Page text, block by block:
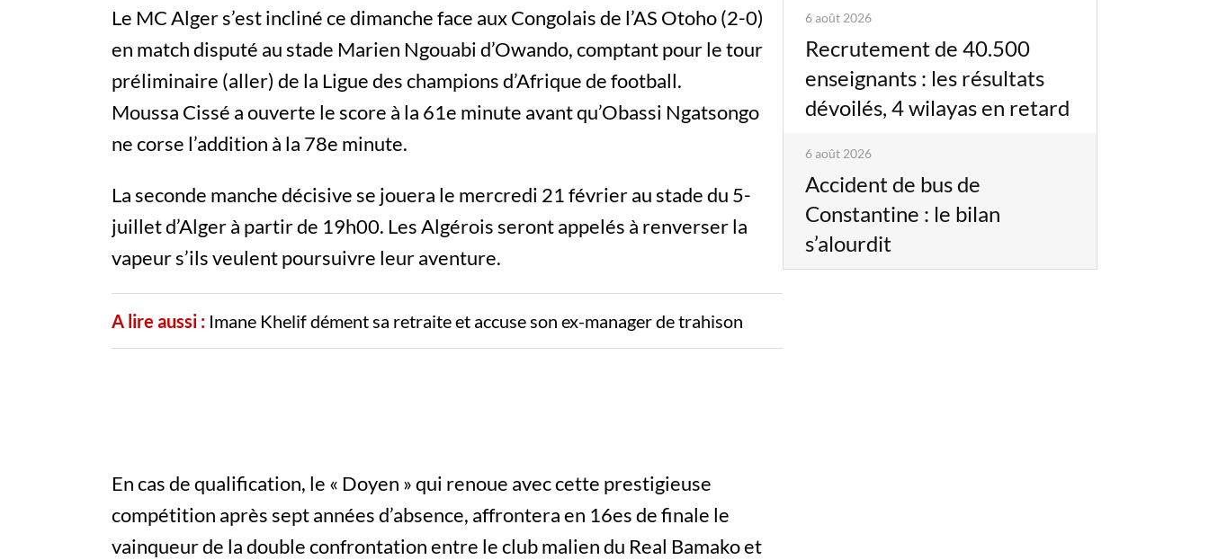
Le MC Alger s’est incliné ce dimanche face aux Congolais de l’AS Otoho (2-0)
en match disputé au stade Marien Ngouabi d’Owando, comptant pour le tour
préliminaire (aller) de la Ligue des champions d’Afrique de football.
Moussa Cissé a ouverte le score à la 61e minute avant qu’Obassi Ngatsongo
ne corse l’addition à la 78e minute.
La seconde manche décisive se jouera le mercredi 21 février au stade du 5-
juillet d’Alger à partir de 19h00. Les Algérois seront appelés à renverser la
vapeur s’ils veulent poursuivre leur aventure.
A lire aussi : Imane Khelif dément sa retraite et accuse son ex-manager de trahison
En cas de qualification, le « Doyen » qui renoue avec cette prestigieuse
compétition après sept années d’absence, affrontera en 16es de finale le
vainqueur de la double confrontation entre le club malien du Real Bamako et
6 août 2026
Recrutement de 40.500
enseignants : les résultats
dévoilés, 4 wilayas en retard
6 août 2026
Accident de bus de
Constantine : le bilan
s’alourdit